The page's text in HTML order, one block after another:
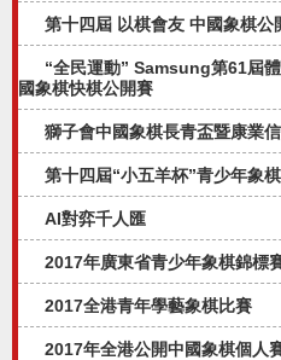
第十四屆 以棋會友 中國象棋公
“全民運動” Samsung第61屆
國象棋快棋公開賽
獅子會中國象棋長青盃暨康業
第十四屆“小五羊杯”青少年象
AI對弈千人匯
2017年廣東省青少年象棋錦標
2017全港青年學藝象棋比賽
2017年全港公開中國象棋個人